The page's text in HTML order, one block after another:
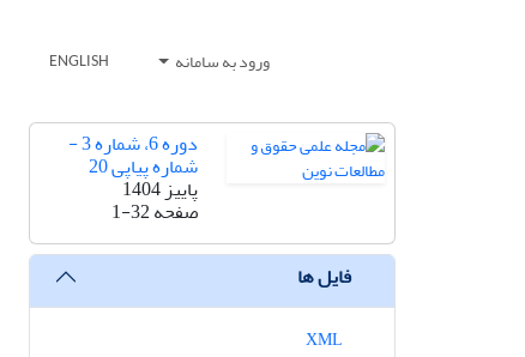
ورود به سامانه ENGLISH
دوره 6، شماره 3 -
شماره پیاپی 20
پاییز 1404
صفحه1-32
فایل ها